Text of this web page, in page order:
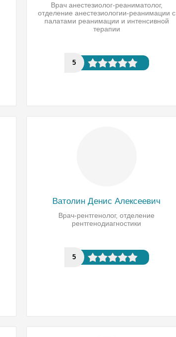
Врач анестезиолог-реаниматолог,
отделение анестезиологии-реанимации с
палатами реанимации и интенсивной
терапии
5
Ватолин Денис Алексеевич
Врач-рентгенолог, отделение
рентгенодиагностики
5